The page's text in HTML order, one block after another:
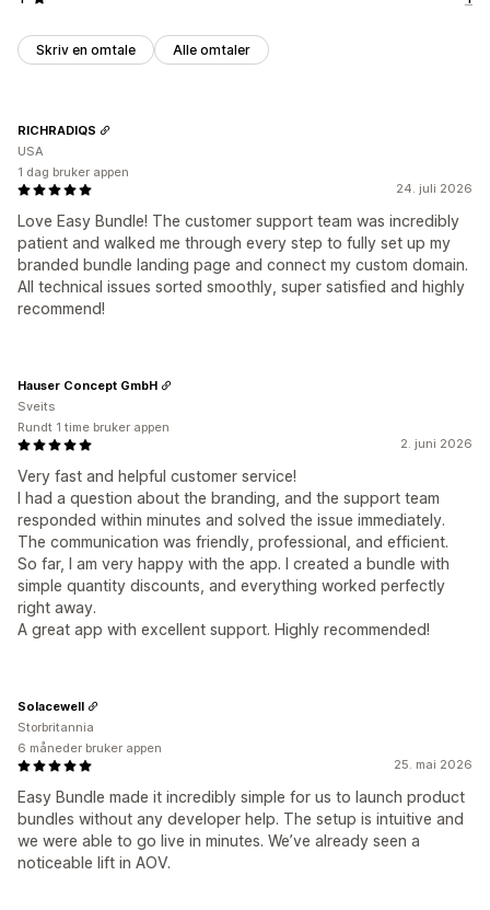
Skriv en omtale Alle omtaler
24. juli 2026
Love Easy Bundle! The customer support team was incredibly
patient and walked me through every step to fully set up my
branded bundle landing page and connect my custom domain.
All technical issues sorted smoothly, super satisfied and highly
recommend!
RICHRADIQS
USA
1 dag bruker appen
2. juni 2026
Very fast and helpful customer service!
I had a question about the branding, and the support team
responded within minutes and solved the issue immediately.
The communication was friendly, professional, and efficient.
So far, I am very happy with the app. I created a bundle with
simple quantity discounts, and everything worked perfectly
right away.
A great app with excellent support. Highly recommended!
Hauser Concept GmbH
Sveits
Rundt 1 time bruker appen
25. mai 2026
Easy Bundle made it incredibly simple for us to launch product
bundles without any developer help. The setup is intuitive and
we were able to go live in minutes. We’ve already seen a
noticeable lift in AOV.
Solacewell
Storbritannia
6 måneder bruker appen